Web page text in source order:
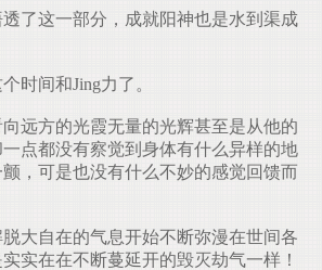
了这一部分，成就阳神也是水到渠成
时间和Jing力了。
远方的光霞无量的光辉甚至是从他的
点都没有察觉到身体有什么异样的地
，可是也没有什么不妙的感觉回馈而
大自在的气息开始不断弥漫在世间各
实在在不断蔓延开的毁灭劫气一样！